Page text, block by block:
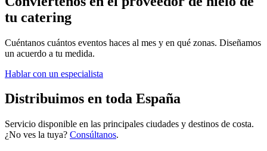
tu catering
Cuéntanos cuántos eventos haces al mes y en qué zonas. Diseñamos
un acuerdo a tu medida.
Hablar con un especialista
Distribuimos en toda España
Servicio disponible en las principales ciudades y destinos de costa.
¿No ves la tuya? Consúltanos.